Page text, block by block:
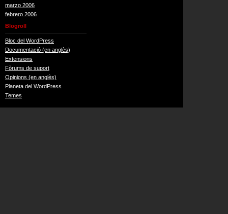
marzo 2006
febrero 2006
Blogroll
Bloc del WordPress
Documentació (en anglès)
Extensions
Fòrums de suport
Opinions (en anglès)
Planeta del WordPress
Temes